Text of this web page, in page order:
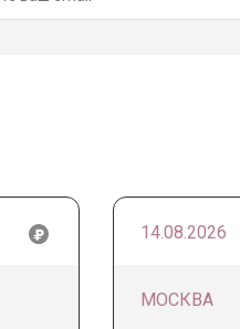
14.08.2026
МОСКВА